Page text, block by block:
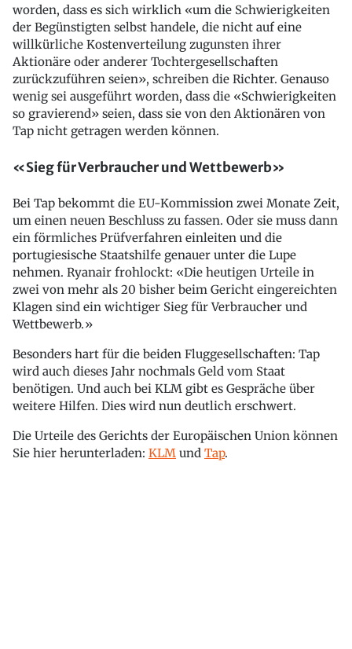
worden, dass es sich wirklich «um die Schwierigkeiten
der Begünstigten selbst handele, die nicht auf eine
willkürliche Kostenverteilung zugunsten ihrer
Aktionäre oder anderer Tochtergesellschaften
zurückzuführen seien», schreiben die Richter. Genauso
wenig sei ausgeführt worden, dass die «Schwierigkeiten
so gravierend» seien, dass sie von den Aktionären von
Tap nicht getragen werden können.
«Sieg für Verbraucher und Wettbewerb»
Bei Tap bekommt die EU-Kommission zwei Monate Zeit,
um einen neuen Beschluss zu fassen. Oder sie muss dann
ein förmliches Prüfverfahren einleiten und die
portugiesische Staatshilfe genauer unter die Lupe
nehmen. Ryanair frohlockt: «Die heutigen Urteile in
zwei von mehr als 20 bisher beim Gericht eingereichten
Klagen sind ein wichtiger Sieg für Verbraucher und
Wettbewerb.»
Besonders hart für die beiden Fluggesellschaften: Tap
wird auch dieses Jahr nochmals Geld vom Staat
benötigen. Und auch bei KLM gibt es Gespräche über
weitere Hilfen. Dies wird nun deutlich erschwert.
Die Urteile des Gerichts der Europäischen Union können
Sie hier herunterladen: KLM und Tap.